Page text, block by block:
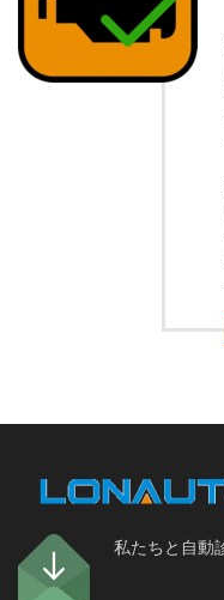
私たちと自動